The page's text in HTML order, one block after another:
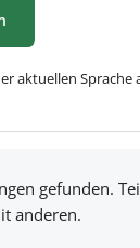
aktuellen Sprache
gefunden.
anderen.